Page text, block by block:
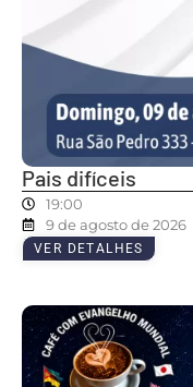
Pais difíceis
19:00
9 de agosto de 2026
VER DETALHES